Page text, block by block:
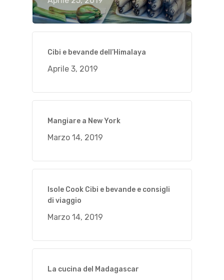
Cibi e bevande dell’Himalaya
Aprile 3, 2019
Mangiare a New York
Marzo 14, 2019
Isole Cook Cibi e bevande e consigli
di viaggio
Marzo 14, 2019
La cucina del Madagascar